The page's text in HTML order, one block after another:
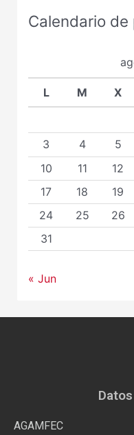
Calendario
L M X
3
4 5
10
11 12
17
18 19
24
25 26
31
« Jun
AGAMFEC